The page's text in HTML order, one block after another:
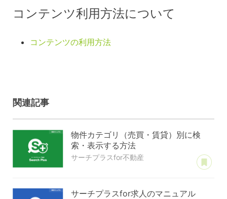
コンテンツ利用方法について
コンテンツの利用方法
関連記事
物件カテゴリ（売買・賃貸）別に検
索・表示する方法
サーチプラスfor不動産
サーチプラスfor求人のマニュアル